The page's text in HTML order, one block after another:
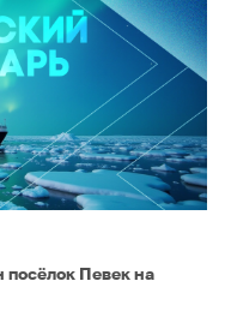
посёлок Певек на